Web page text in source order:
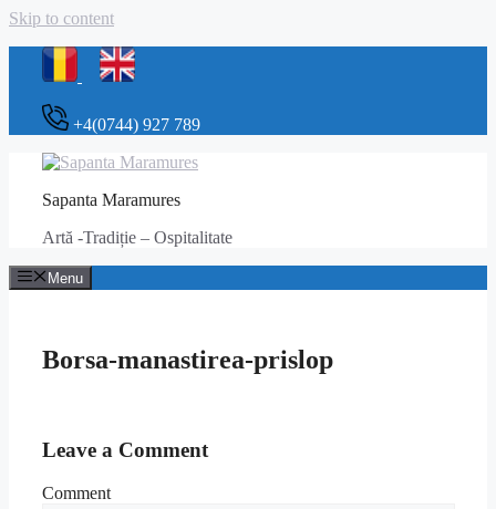
Skip to content
+4(0744) 927 789
Sapanta Maramures
Artă -Tradiție – Ospitalitate
Menu
Borsa-manastirea-prislop
Leave a Comment
Comment